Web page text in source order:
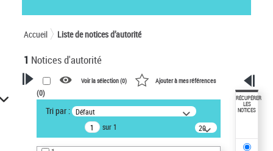
Accueil Liste de notices d’autorité
1 Notices d'autorité
VOTRE RECHERCHE
Recherche avancée dans les
notices d’autorité
Œuvres liées à l'auteur :
Voir la sélection (0) Ajouter à mes références
(0)
Tri par : Défaut
sur 1
20
résultats/page
RÉCUPÉRER
LES
NOTICES